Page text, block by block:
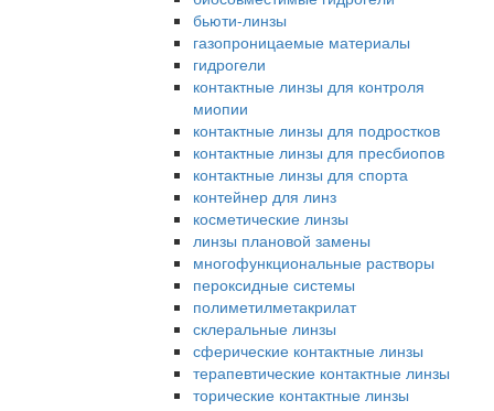
бьюти-линзы
газопроницаемые материалы
гидрогели
контактные линзы для контроля
миопии
контактные линзы для подростков
контактные линзы для пресбиопов
контактные линзы для спорта
контейнер для линз
косметические линзы
линзы плановой замены
многофункциональные растворы
пероксидные системы
полиметилметакрилат
склеральные линзы
сферические контактные линзы
терапевтические контактные линзы
торические контактные линзы